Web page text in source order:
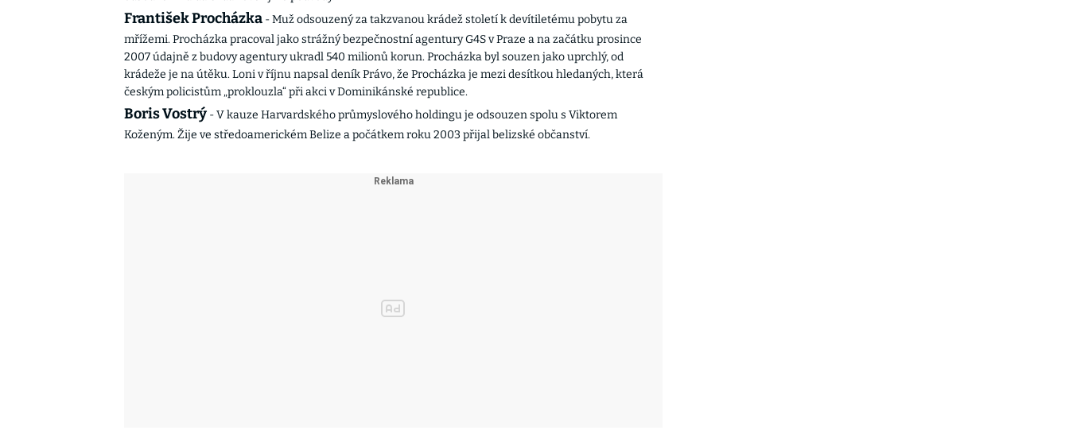
František Procházka - Muž odsouzený za takzvanou krádež století k devítiletému pobytu za
mřížemi. Procházka pracoval jako strážný bezpečnostní agentury G4S v Praze a na začátku prosince
2007 údajně z budovy agentury ukradl 540 milionů korun. Procházka byl souzen jako uprchlý, od
krádeže je na útěku. Loni v říjnu napsal deník Právo, že Procházka je mezi desítkou hledaných, která
českým policistům „proklouzla“ při akci v Dominikánské republice.
Boris Vostrý - V kauze Harvardského průmyslového holdingu je odsouzen spolu s Viktorem
Koženým. Žije ve středoamerickém Belize a počátkem roku 2003 přijal belizské občanství.